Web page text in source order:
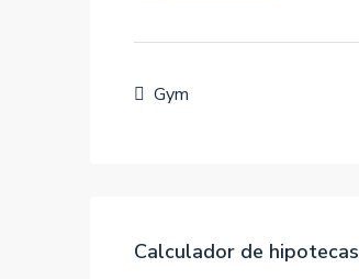
Gym
Calculador de hipotecas